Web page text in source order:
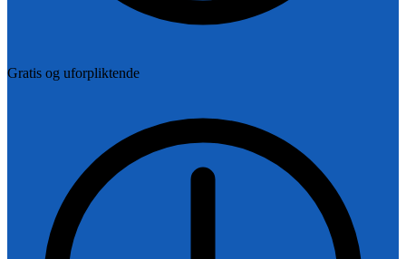
Gratis og uforpliktende